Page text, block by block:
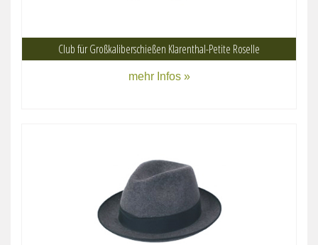
Club für Großkaliberschießen Klarenthal-Petite Roselle
mehr Infos »